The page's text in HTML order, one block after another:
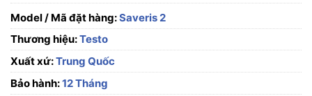
Model / Mã đặt hàng:Saveris 2
Thương hiệu:Testo
Xuất xứ:Trung Quốc
Bảo hành:12 Tháng